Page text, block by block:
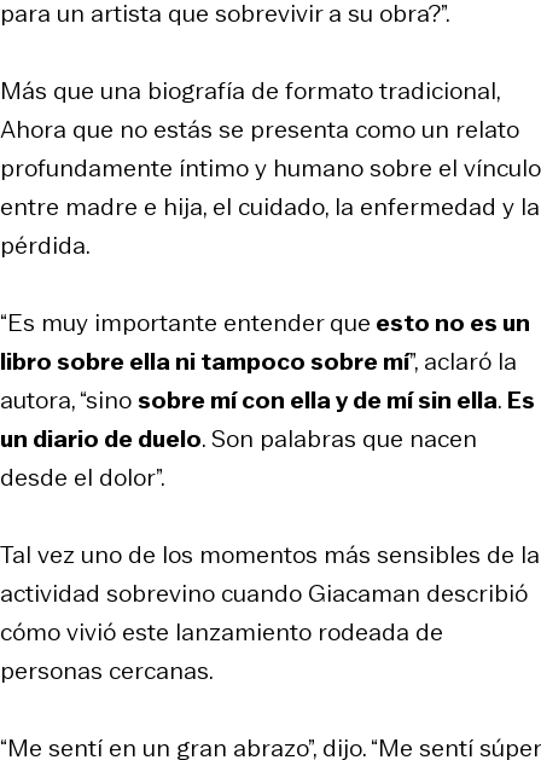
para un artista que sobrevivir a su obra?”.
Más que una biografía de formato tradicional,
Ahora que no estás se presenta como un relato
profundamente íntimo y humano sobre el vínculo
entre madre e hija, el cuidado, la enfermedad y la
pérdida.
“Es muy importante entender que esto no es un
libro sobre ella ni tampoco sobre mí”, aclaró la
autora, “sinosobre mí con ella y de mí sin ella. Es
un diario de duelo. Son palabras que nacen
desde el dolor”.
Tal vez uno de los momentos más sensibles de la
actividad sobrevino cuando Giacaman describió
cómo vivió este lanzamiento rodeada de
personas cercanas.
“Me sentí en un gran abrazo”, dijo. “Me sentí súper